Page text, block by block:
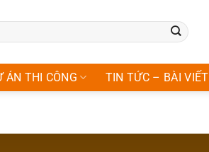
ÁN THI CÔNG TIN TỨC – BÀI VIẾT